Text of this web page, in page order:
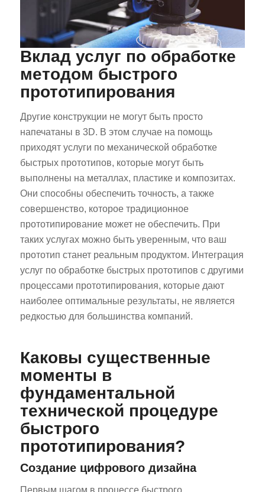
Вклад услуг по обработке
методом быстрого
прототипирования
Другие конструкции не могут быть просто
напечатаны в 3D. В этом случае на помощь
приходят услуги по механической обработке
быстрых прототипов, которые могут быть
выполнены на металлах, пластике и композитах.
Они способны обеспечить точность, а также
совершенство, которое традиционное
прототипирование может не обеспечить. При
таких услугах можно быть уверенным, что ваш
прототип станет реальным продуктом. Интеграция
услуг по обработке быстрых прототипов с другими
процессами прототипирования, которые дают
наиболее оптимальные результаты, не является
редкостью для большинства компаний.
Каковы существенные
моменты в
фундаментальной
технической процедуре
быстрого
прототипирования?
Создание цифрового дизайна
Первым шагом в процессе быстрого